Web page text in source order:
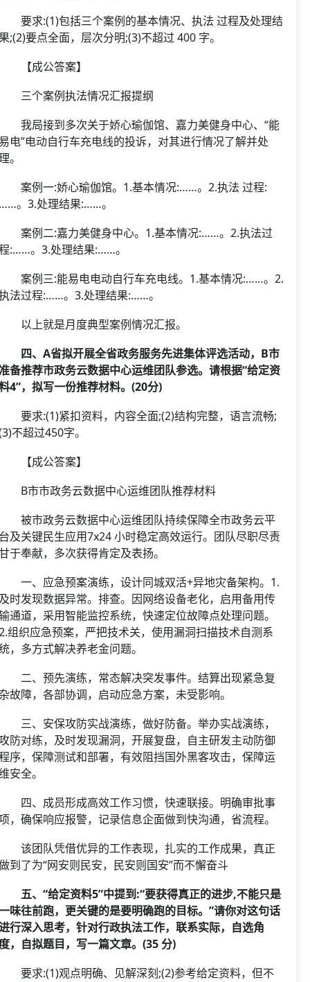
求:(1)包括三个案例的基本情况、执法 过程及处理结
;(2)要点全面，层次分明;(3)不超过 400 字。
成公答案】
个案例执法情况汇报提纲
局接到多次关于娇心瑜伽馆、嘉力美健身中心、“能
电”电动自行车充电线的投诉，对其进行情况了解并处
。
例一:娇心瑜伽馆。1.基本情况:……。2.执法 过程:
。3.处理结果:……。
例二:嘉力美健身中心。1.基本情况:……。2.执法过
:……。3.处理结果:……。
例三:能易电电动自行车充电线。1.基本情况:……。2.
法过程:……。3.处理结果:……。
上就是月度典型案例情况汇报。
四、A省拟开展全省政务服务先进集体评选活动，B市
备推荐市政务云数据中心运维团队参选。请根据“给定资
4”，拟写一份推荐材料。(20分)
求:(1)紧扣资料，内容全面;(2)结构完整，语言流畅;
不超过450字。
成公答案】
市市政务云数据中心运维团队推荐材料
市政务云数据中心运维团队持续保障全市政务云平
及关键民生应用7x24 小时稳定高效运行。团队尽职尽责
于奉献，多次获得肯定及表扬。
、应急预案演练，设计同城双活+异地灾备架构。1.
时发现数据异常。排查。因网络设备老化，启用备用传
通道，采用智能监控系统，快速定位故障点处理问题。
组织应急预案，严把技术关，使用漏洞扫描技术自测系
，多方式解决养老金问题。
、预先演练，常态解决突发事件。结算出现紧急复
故障，各部协调，启动应急方案，未受影响。
、安保攻防实战演练，做好防备。举办实战演练，
防对练，及时发现漏洞，开展复盘，自主研发主动防御
序，保障测试和部署，有效阻挡国外黑客攻击，保障运
安全。
、成员形成高效工作习惯，快速联接。明确审批事
，确保响应报警，记录信息企面做到快沟通，省流程。
团队凭借优异的工作表现，扎实的工作成果，真正
到了为“网安则民安，民安则国安”而不懈奋斗
五、“给定资料5”中提到:“要获得真正的进步,不能只是
味往前跑，更关键的是要明确跑的目标。”请你对这句话
行深入思考，针对行政执法工作，联系实际，自选角
，自拟题目，写一篇文章。(35 分)
求:(1)观点明确、见解深刻;(2)参考给定资料，但不